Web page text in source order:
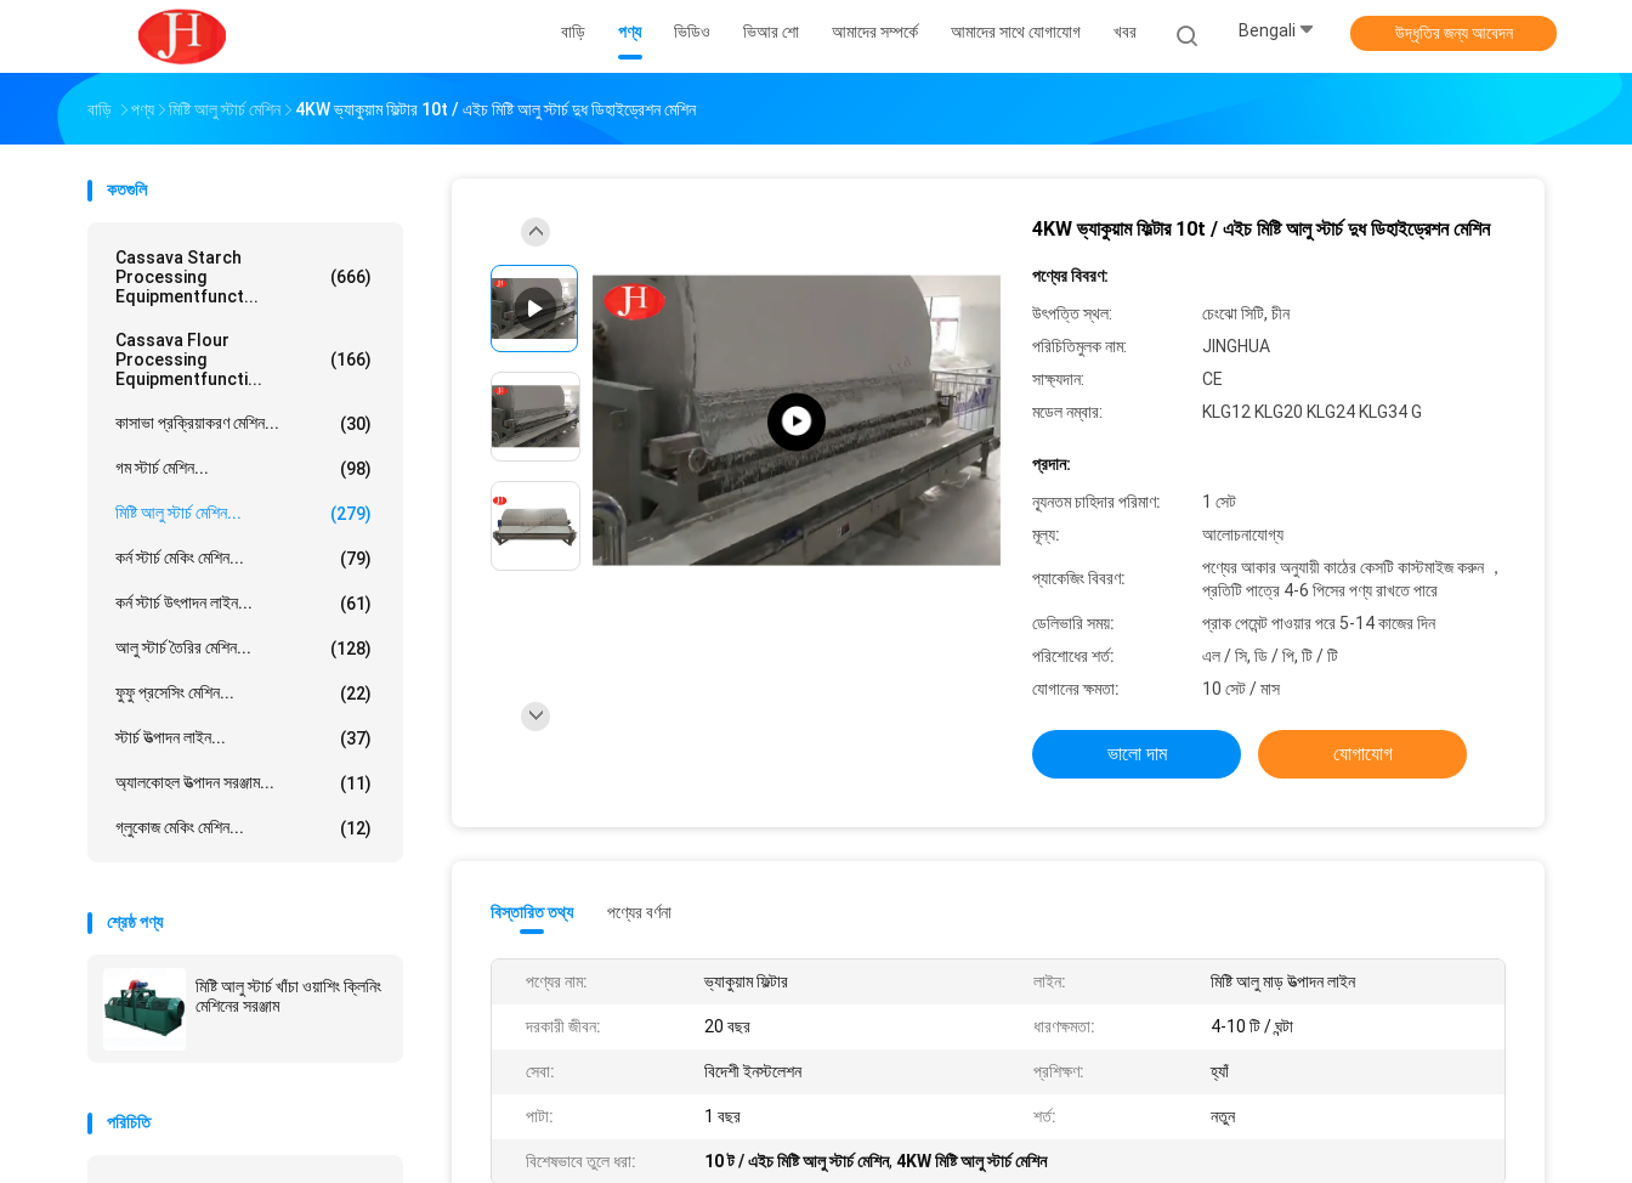
বাড়ি পণ্য ভিডিও ভিআর শো আমাদের সম্পর্কে আমাদের সাথে যোগাযোগ খবর Bengali উদ্ধৃতির জন্য আবেদন
বাড়ি পণ্য মিষ্টি আলু স্টার্চ মেশিন 4KW ভ্যাকুয়াম ফিল্টার 10t / এইচ মিষ্টি আলু স্টার্চ দুধ ডিহাইড্রেশন মেশিন
কতগুলি
Cassava Starch
Processing
Equipmentfunct...
(666)
Cassava Flour
Processing
Equipmentfuncti...
(166)
কাসাভা প্রক্রিয়াকরণ মেশিন... (30)
গম স্টার্চ মেশিন... (98)
মিষ্টি আলু স্টার্চ মেশিন... (279)
কর্ন স্টার্চ মেকিং মেশিন... (79)
কর্ন স্টার্চ উৎপাদন লাইন... (61)
আলু স্টার্চ তৈরির মেশিন... (128)
ফুফু প্রসেসিং মেশিন... (22)
স্টার্চ উত্পাদন লাইন... (37)
অ্যালকোহল উত্পাদন সরঞ্জাম... (11)
গ্লুকোজ মেকিং মেশিন... (12)
শ্রেষ্ঠ পণ্য
মিষ্টি আলু স্টার্চ খাঁচা ওয়াশিং ক্লিনিং
মেশিনের সরঞ্জাম
পরিচিতি
4KW ভ্যাকুয়াম ফিল্টার 10t / এইচ মিষ্টি আলু স্টার্চ দুধ ডিহাইড্রেশন মেশিন
পণ্যের বিবরণ:
উৎপত্তি স্থল:
চেংঝো সিটি, চীন
পরিচিতিমুলক নাম:
JINGHUA
সাক্ষ্যদান:
CE
মডেল নম্বার:
KLG12 KLG20 KLG24 KLG34 G
প্রদান:
ন্যূনতম চাহিদার পরিমাণ:
1 সেট
মূল্য:
আলোচনাযোগ্য
প্যাকেজিং বিবরণ:
পণ্যের আকার অনুযায়ী কাঠের কেসটি কাস্টমাইজ করুন ，
প্রতিটি পাত্রে 4-6 পিসের পণ্য রাখতে পারে
ডেলিভারি সময়:
প্রাক পেমেন্ট পাওয়ার পরে 5-14 কাজের দিন
পরিশোধের শর্ত:
এল / সি, ডি / পি, টি / টি
যোগানের ক্ষমতা:
10 সেট / মাস
ভালো দাম যোগাযোগ
বিস্তারিত তথ্য পণ্যের বর্ণনা
পণ্যের নাম: ভ্যাকুয়াম ফিল্টার লাইন: মিষ্টি আলু মাড় উত্পাদন লাইন
দরকারী জীবন: 20 বছর ধারণক্ষমতা: 4-10 টি / ঘন্টা
সেবা: বিদেশী ইনস্টলেশন প্রশিক্ষণ: হ্যাঁ
পাটা: 1 বছর শর্ত: নতুন
বিশেষভাবে তুলে ধরা: 10 ট / এইচ মিষ্টি আলু স্টার্চ মেশিন, 4KW মিষ্টি আলু স্টার্চ মেশিন